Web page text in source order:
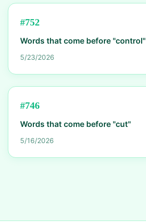
#752
Words that come before "control"
5/23/2026
#746
Words that come before "cut"
5/16/2026